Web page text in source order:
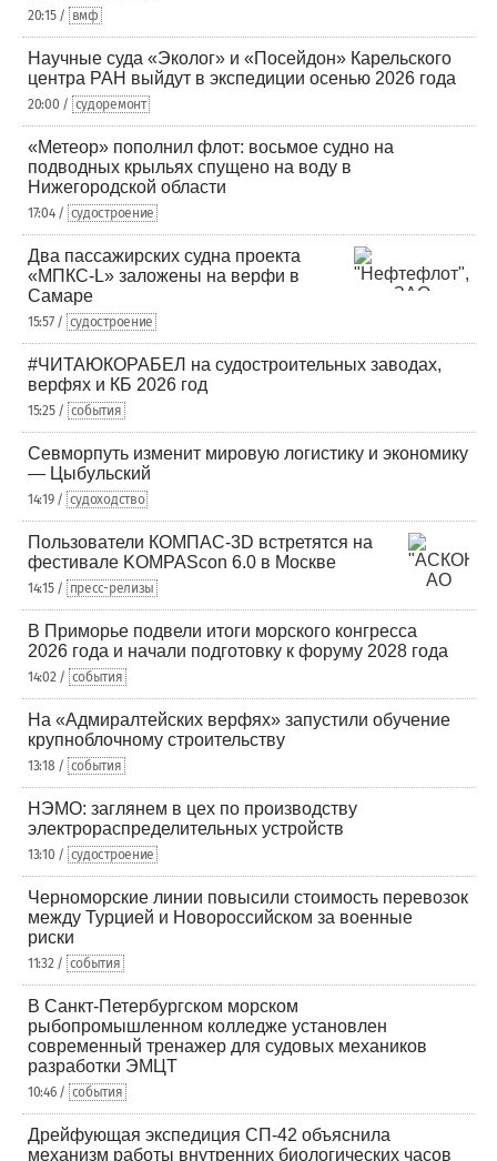
20:15 / вмф
Научные суда «Эколог» и «Посейдон» Карельского
центра РАН выйдут в экспедиции осенью 2026 года
20:00 / судоремонт
«Метеор» пополнил флот: восьмое судно на
подводных крыльях спущено на воду в
Нижегородской области
17:04 / судостроение
Два пассажирских судна проекта
«МПКС-L» заложены на верфи в
Самаре
15:57 / судостроение
#ЧИТАЮКОРАБЕЛ на судостроительных заводах,
верфях и КБ 2026 год
15:25 / события
Севморпуть изменит мировую логистику и экономику
— Цыбульский
14:19 / судоходство
Пользователи КОМПАС-3D встретятся на
фестивале KOMPAScon 6.0 в Москве
14:15 / пресс-релизы
В Приморье подвели итоги морского конгресса
2026 года и начали подготовку к форуму 2028 года
14:02 / события
На «Адмиралтейских верфях» запустили обучение
крупноблочному строительству
13:18 / события
НЭМО: заглянем в цех по производству
электрораспределительных устройств
13:10 / судостроение
Черноморские линии повысили стоимость перевозок
между Турцией и Новороссийском за военные
риски
11:32 / события
В Санкт-Петербургском морском
рыбопромышленном колледже установлен
современный тренажер для судовых механиков
разработки ЭМЦТ
10:46 / события
Дрейфующая экспедиция СП-42 объяснила
механизм работы внутренних биологических часов